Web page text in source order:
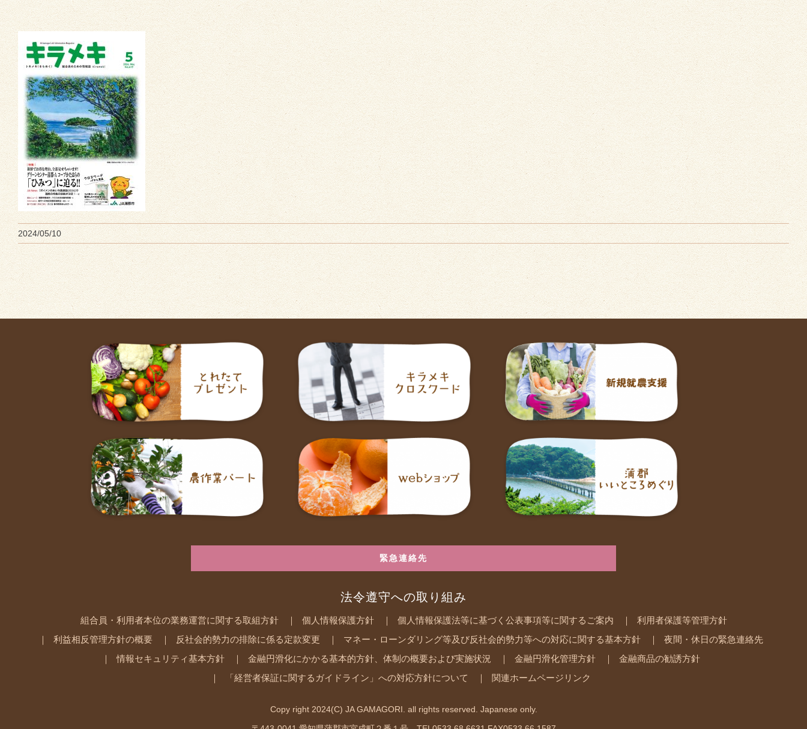
2024/05/10
緊急連絡先
法令遵守への取り組み
組合員・利用者本位の業務運営に関する取組方針 個人情報保護方針 個人情報保護法等に基づく公表事項等に関するご案内 利用者保護等管理方針
利益相反管理方針の概要 反社会的勢力の排除に係る定款変更 マネー・ローンダリング等及び反社会的勢力等への対応に関する基本方針 夜間・休日の緊急連絡先
情報セキュリティ基本方針 金融円滑化にかかる基本的方針、体制の概要および実施状況 金融円滑化管理方針 金融商品の勧誘方針
「経営者保証に関するガイドライン」への対応方針について 関連ホームページリンク
Copy right 2024(C) JA GAMAGORI. all rights reserved. Japanese only.